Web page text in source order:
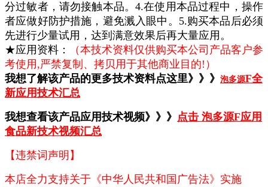
分过敏者，请勿接触本品。4.在使用本品过程中，操作
者应做好防护措施，避免溅入眼中。5.购买本品后必须
先进行少量试用，达到满意效果后再大量应用。
★应用资料：
（本技术资料仅供购买本公司产品客户参
考使用,严禁复制、拷贝用于其他商业目的!）
我想了解该产品的更多技术资料点这里》》》 泡多源F全
新应用技术汇总
我想查看该产品应用技术视频》》》 点击 泡多源F应用
食品新技术视频汇总
【违禁词声明】
本店全力支持关于《中华人民共和国广告法》实施